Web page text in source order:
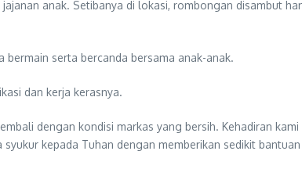
anak. Setibanya di lokasi, rombongan disambut
serta bercanda bersama anak-anak.
dan kerja kerasnya.
dengan kondisi markas yang bersih. Kehadiran
kepada Tuhan dengan memberikan sedikit